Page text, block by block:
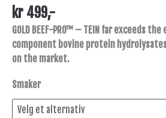
kr 499,-
GOLD BEEF-PRO™ – TEIN far exceeds
component bovine protein
on the market.
Smaker